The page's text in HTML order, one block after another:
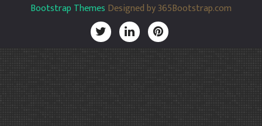
Bootstrap Themes Designed by 365Bootstrap.com